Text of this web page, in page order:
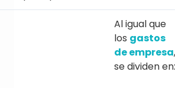
Al igual que
los gastos
de empresa,
se dividen en: